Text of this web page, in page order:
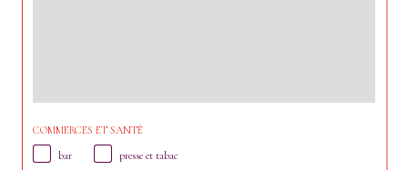
COMMERCES ET SANTÉ
bar
presse et tabac